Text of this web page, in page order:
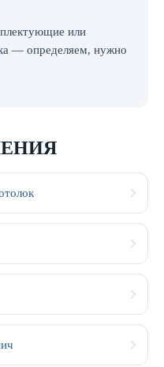
или
— определяем, нужно